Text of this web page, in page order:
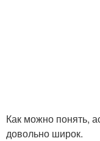
Как можно понять,
довольно широк.